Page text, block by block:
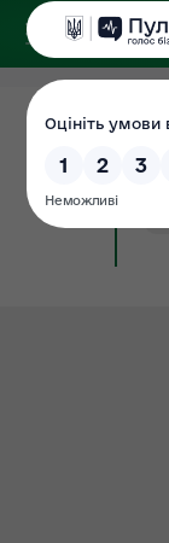
08.04.2024
Сторінка